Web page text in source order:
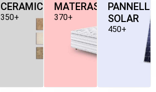
CERAMICHE
350+
MATERASSI
370+
PANNELLI-
SOLAR
450+